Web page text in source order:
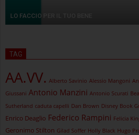
LO FACCIO PER IL TUO BENE
TAG
AA.VV. Alberto Savinio Alessio Mangoni
Giussani Antonio Manzini Antonio Scurati
Sutherland caduta capelli Dan Brown Disney Book
Enrico Deaglio Federico Rampini Felicia
Geronimo Stilton Gilad Soffer Holly Black Hugo